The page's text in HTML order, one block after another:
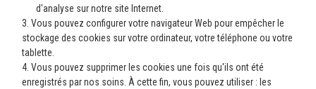
d'analyse sur notre site Internet.
3. Vous pouvez configurer votre navigateur Web pour empêcher le
stockage des cookies sur votre ordinateur, votre téléphone ou votre
tablette.
4. Vous pouvez supprimer les cookies une fois qu'ils ont été
enregistrés par nos soins. À cette fin, vous pouvez utiliser : les